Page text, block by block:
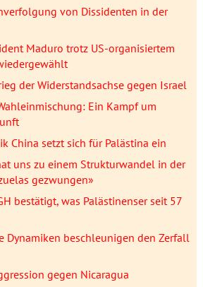
von Dissidenten in der
Maduro trotz US-organisiertem
der Widerstandsachse gegen Israel
Ein Kampf um
China setzt sich für Palästina ein
uns zu einem Strukturwandel in der
gezwungen»
bestätigt, was Palästinenser seit 57
Dynamiken beschleunigen den Zerfall
gegen Nicaragua